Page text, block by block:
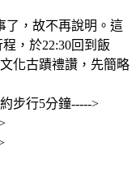
了，故不再說明。這
，於22:30回到飯
化古蹟禮讚，先簡略
步行5分鐘----->